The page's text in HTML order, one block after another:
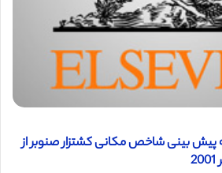
پیش بینی شاخص مکانی کشتزار صنوبر از